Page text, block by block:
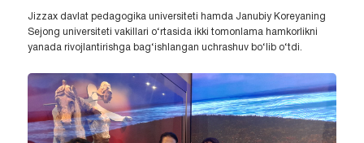
Jizzax davlat pedagogika universiteti hamda Janubiy Koreyaning
Sejong universiteti vakillari o‘rtasida ikki tomonlama hamkorlikni
yanada rivojlantirishga bag‘ishlangan uchrashuv bo‘lib o‘tdi.